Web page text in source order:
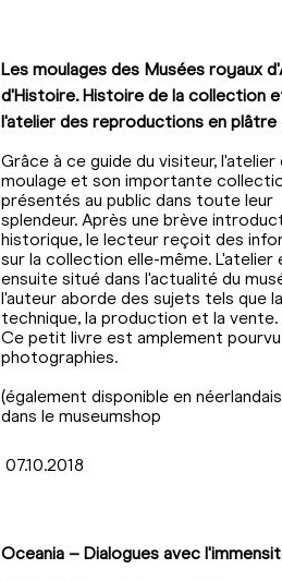
Les moulages des Musées royaux
d'Histoire. Histoire de la collection
l'atelier des reproductions en plâtre
Grâce à ce guide du visiteur, l'atelier
moulage et son importante
présentés au public dans toute leur
splendeur. Après une brève
historique, le lecteur reçoit des
sur la collection elle-même. L'atelier
ensuite situé dans l'actualité du
l'auteur aborde des sujets tels que la
technique, la production et la vente.
Ce petit livre est amplement
photographies.
(également disponible en
dans le museumshop
07.10.2018
Oceania – Dialogues avec